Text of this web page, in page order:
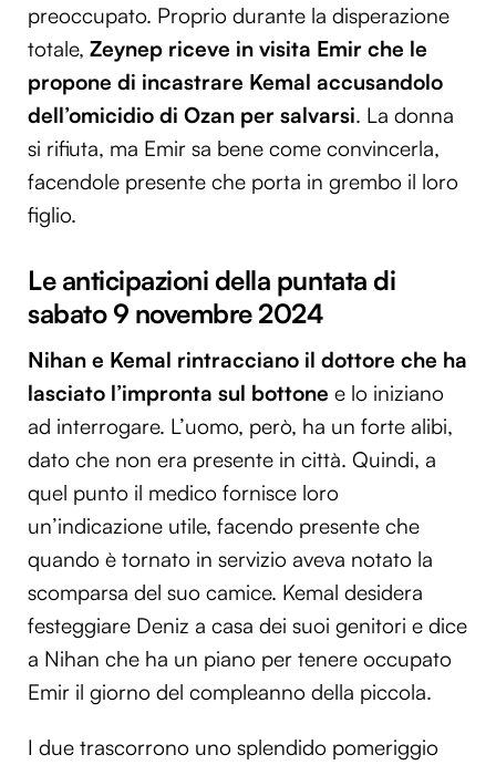
preoccupato. Proprio durante la disperazione
totale, Zeynep riceve in visita Emir che le
propone di incastrare Kemal accusandolo
dell’omicidio di Ozan per salvarsi. La donna
si rifiuta, ma Emir sa bene come convincerla,
facendole presente che porta in grembo il loro
figlio.
Le anticipazioni della puntata di
sabato 9 novembre 2024
Nihan e Kemal rintracciano il dottore che ha
lasciato l’impronta sul bottone e lo iniziano
ad interrogare. L’uomo, però, ha un forte alibi,
dato che non era presente in città. Quindi, a
quel punto il medico fornisce loro
un’indicazione utile, facendo presente che
quando è tornato in servizio aveva notato la
scomparsa del suo camice. Kemal desidera
festeggiare Deniz a casa dei suoi genitori e dice
a Nihan che ha un piano per tenere occupato
Emir il giorno del compleanno della piccola.
I due trascorrono uno splendido pomeriggio